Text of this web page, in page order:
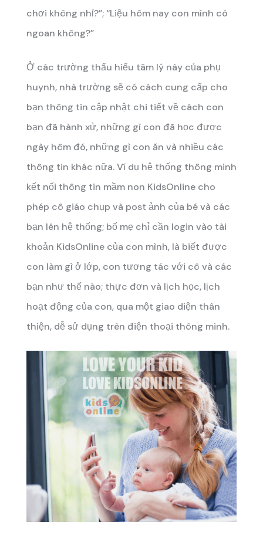
chơi không nhỉ?”; “Liệu hôm nay con mình có
ngoan không?”
Ở các trường thấu hiểu tâm lý này của phụ
huynh, nhà trường sẽ có cách cung cấp cho
bạn thông tin cập nhật chi tiết về cách con
bạn đã hành xử, những gì con đã học được
ngày hôm đó, những gì con ăn và nhiều các
thông tin khác nữa. Ví dụ hệ thống thông minh
kết nối thông tin mầm non KidsOnline cho
phép cô giáo chụp và post ảnh của bé và các
bạn lên hệ thống; bố mẹ chỉ cần login vào tài
khoản KidsOnline của con mình, là biết được
con làm gì ở lớp, con tương tác với cô và các
bạn như thế nào; thực đơn và lịch học, lịch
hoạt động của con, qua một giao diện thân
thiện, dễ sử dụng trên điện thoại thông minh.